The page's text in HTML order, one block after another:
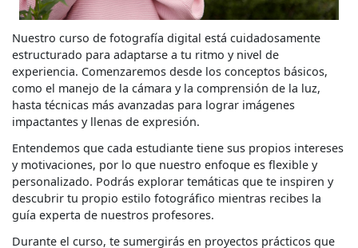
Nuestro curso de fotografía digital está cuidadosamente
estructurado para adaptarse a tu ritmo y nivel de
experiencia. Comenzaremos desde los conceptos básicos,
como el manejo de la cámara y la comprensión de la luz,
hasta técnicas más avanzadas para lograr imágenes
impactantes y llenas de expresión.
Entendemos que cada estudiante tiene sus propios intereses
y motivaciones, por lo que nuestro enfoque es flexible y
personalizado. Podrás explorar temáticas que te inspiren y
descubrir tu propio estilo fotográfico mientras recibes la
guía experta de nuestros profesores.
Durante el curso, te sumergirás en proyectos prácticos que